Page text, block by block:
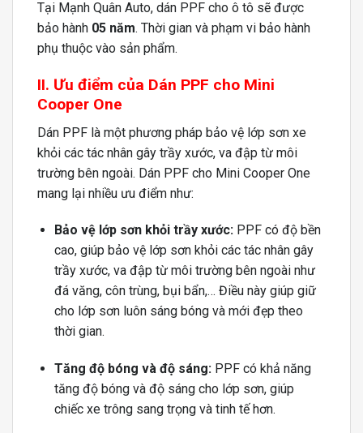
Tại Mạnh Quân Auto, dán PPF cho ô tô sẽ được
bảo hành 05 năm. Thời gian và phạm vi bảo hành
phụ thuộc vào sản phẩm.
II. Ưu điểm của Dán PPF cho Mini
Cooper One
Dán PPF là một phương pháp bảo vệ lớp sơn xe
khỏi các tác nhân gây trầy xước, va đập từ môi
trường bên ngoài. Dán PPF cho Mini Cooper One
mang lại nhiều ưu điểm như:
Bảo vệ lớp sơn khỏi trầy xước:PPF có độ bền
cao, giúp bảo vệ lớp sơn khỏi các tác nhân gây
trầy xước, va đập từ môi trường bên ngoài như
đá văng, côn trùng, bụi bẩn,… Điều này giúp giữ
cho lớp sơn luôn sáng bóng và mới đẹp theo
thời gian.
Tăng độ bóng và độ sáng:PPF có khả năng
tăng độ bóng và độ sáng cho lớp sơn, giúp
chiếc xe trông sang trọng và tinh tế hơn.